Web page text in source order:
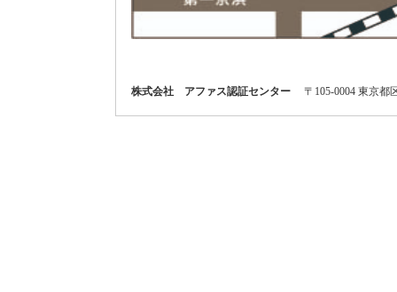
株式会社 アファス認証センター 〒105-0004 東京